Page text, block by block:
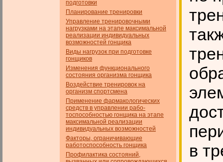
подготовки
Планирование тренировки
Управление тренировочными
нагрузками на этапе максимальной
реализации индивидуальных
возможностей гонщика
Виды нагрузок при подготовке
гонщиков
Изменения функционального
состояния организма гонщика
Воздействие тренировок на
организм спортсмена
Применение фармакологических
средств в управлении рабо­
тоспособностью гонщика на этапе
максимальной реализации
индивидуальных возможностей
Факторы, ограничивающие
работоспособность гонщика
Профилактика состояний,
в